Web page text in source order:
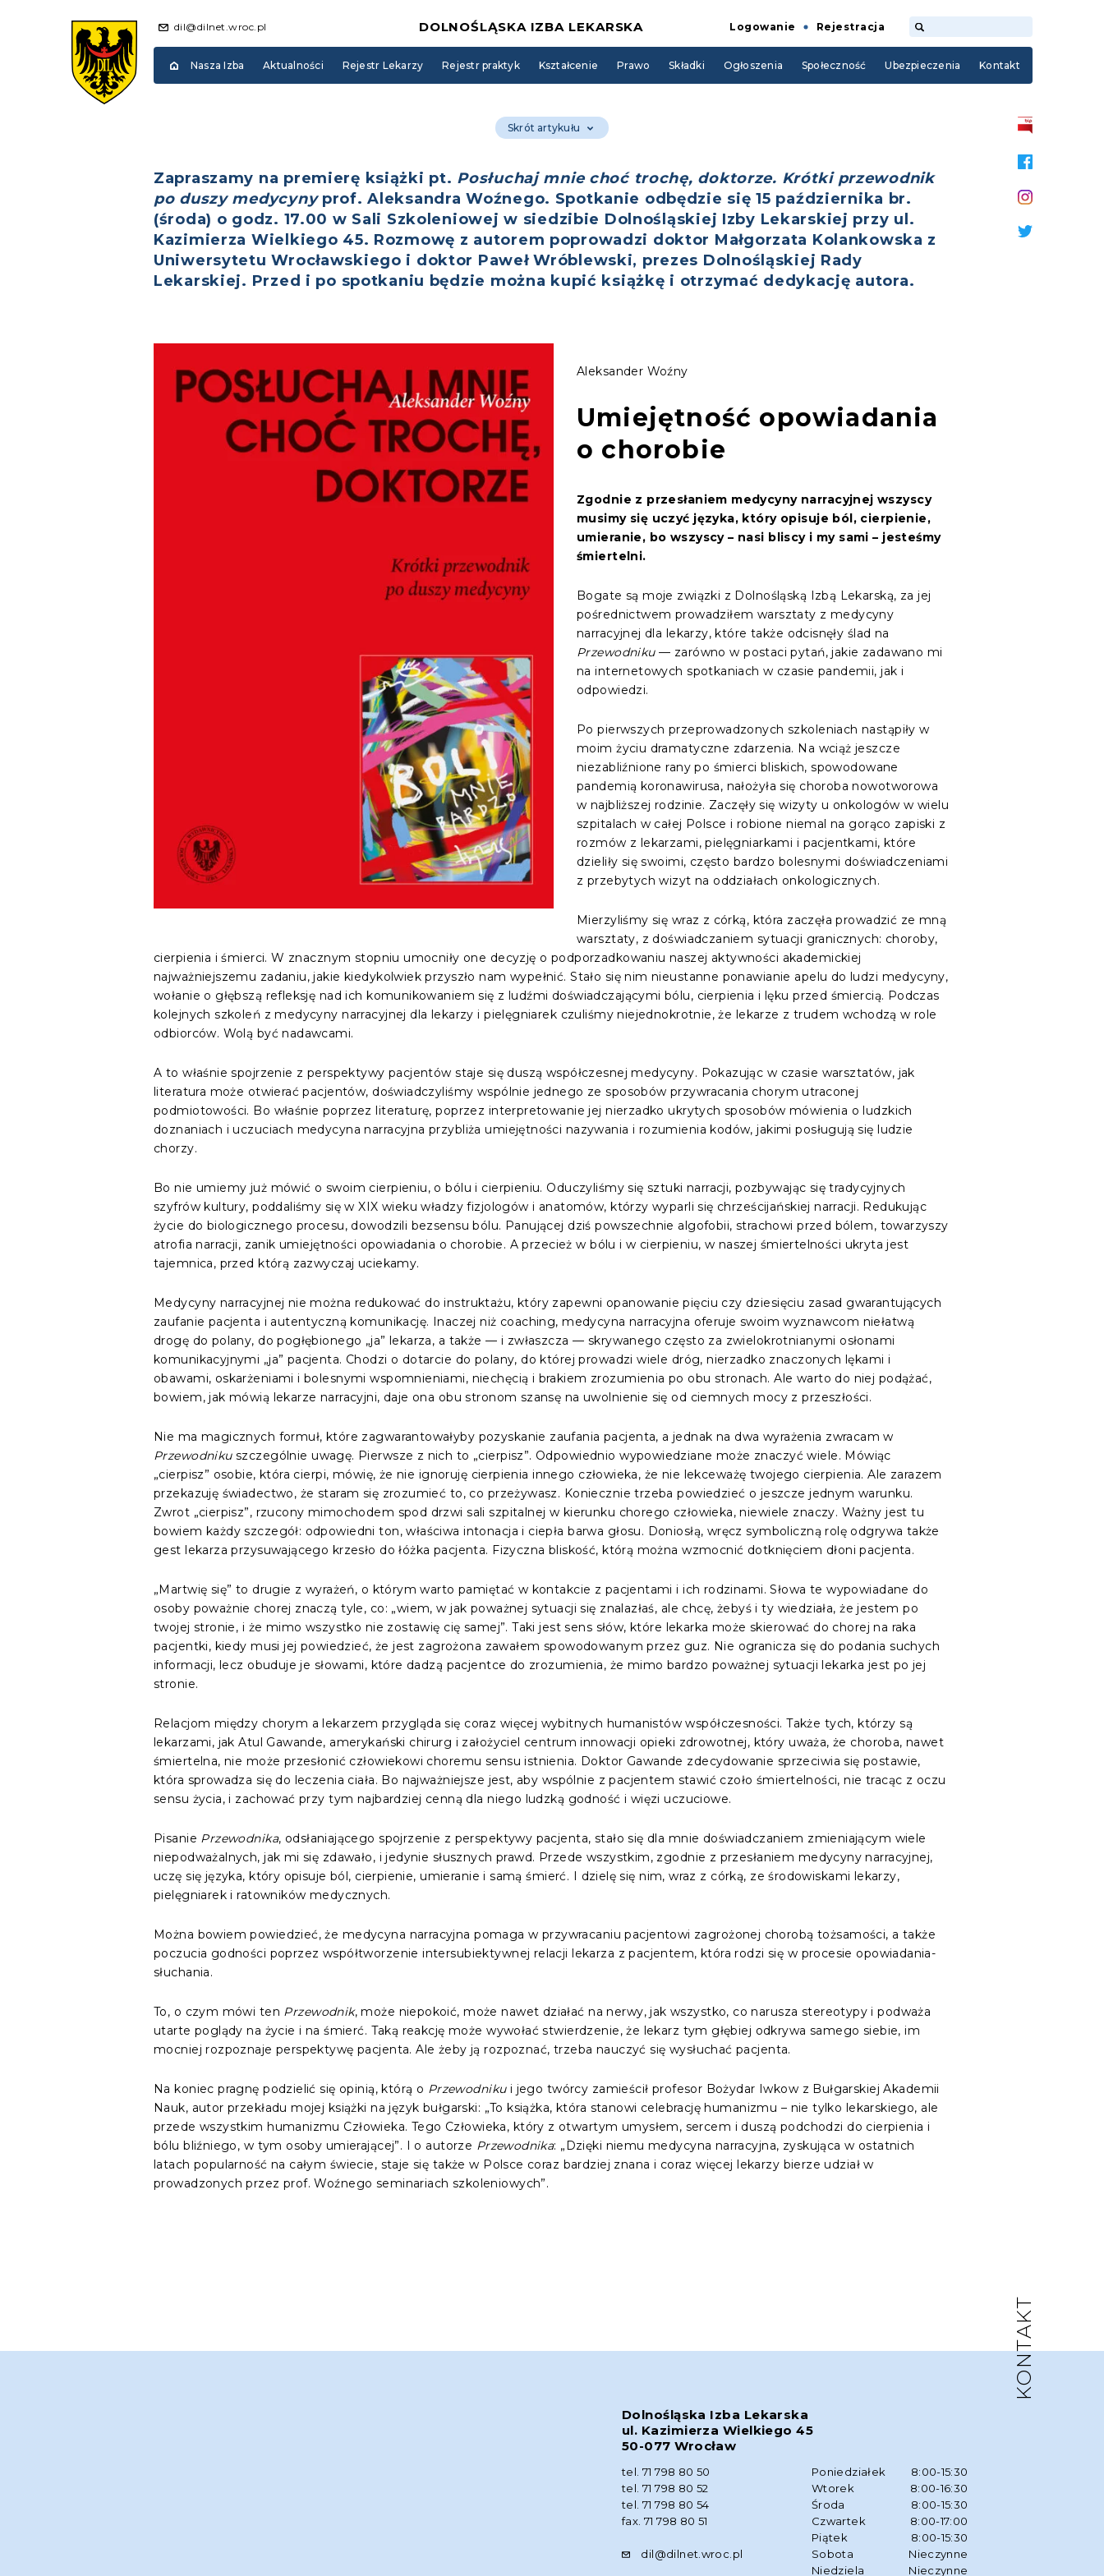
dil@dilnet.wroc.pl DOLNOŚLĄSKA IZBA LEKARSKA Logowanie Rejestracja
Nasza Izba Aktualności Rejestr Lekarzy Rejestr praktyk Kształcenie Prawo Składki Ogłoszenia Społeczność Ubezpieczenia Kontakt
Skrót artykułu
Zapraszamy na premierę książki pt. Posłuchaj mnie choć trochę, doktorze. Krótki przewodnik
po duszy medycynyprof. Aleksandra Woźnego. Spotkanie odbędzie się 15 października br.
(środa) o godz. 17.00 w Sali Szkoleniowej w siedzibie Dolnośląskiej Izby Lekarskiej przy ul.
Kazimierza Wielkiego 45. Rozmowę z autorem poprowadzi doktor Małgorzata Kolankowska z
Uniwersytetu Wrocławskiego i doktor Paweł Wróblewski, prezes Dolnośląskiej Rady
Lekarskiej. Przed i po spotkaniu będzie można kupić książkę i otrzymać dedykację autora.
Aleksander Woźny
Umiejętność opowiadania
o chorobie
Zgodnie z przesłaniem medycyny narracyjnej wszyscy
musimy się uczyć języka, który opisuje ból, cierpienie,
umieranie, bo wszyscy – nasi bliscy i my sami – jesteśmy
śmiertelni.
Bogate są moje związki z Dolnośląską Izbą Lekarską, za jej
pośrednictwem prowadziłem warsztaty z medycyny
narracyjnej dla lekarzy, które także odcisnęły ślad na
Przewodniku— zarówno w postaci pytań, jakie zadawano mi
na internetowych spotkaniach w czasie pandemii, jak i
odpowiedzi.
Po pierwszych przeprowadzonych szkoleniach nastąpiły w
moim życiu dramatyczne zdarzenia. Na wciąż jeszcze
niezabliźnione rany po śmierci bliskich, spowodowane
pandemią koronawirusa, nałożyła się choroba nowotworowa
w najbliższej rodzinie. Zaczęły się wizyty u onkologów w wielu
szpitalach w całej Polsce i robione niemal na gorąco zapiski z
rozmów z lekarzami, pielęgniarkami i pacjentkami, które
dzieliły się swoimi, często bardzo bolesnymi doświadczeniami
z przebytych wizyt na oddziałach onkologicznych.
Mierzyliśmy się wraz z córką, która zaczęła prowadzić ze mną
warsztaty, z doświadczaniem sytuacji granicznych: choroby,
cierpienia i śmierci. W znacznym stopniu umocniły one decyzję o podporzadkowaniu naszej aktywności akademickiej
najważniejszemu zadaniu, jakie kiedykolwiek przyszło nam wypełnić. Stało się nim nieustanne ponawianie apelu do ludzi medycyny,
wołanie o głębszą refleksję nad ich komunikowaniem się z ludźmi doświadczającymi bólu, cierpienia i lęku przed śmiercią. Podczas
kolejnych szkoleń z medycyny narracyjnej dla lekarzy i pielęgniarek czuliśmy niejednokrotnie, że lekarze z trudem wchodzą w role
odbiorców. Wolą być nadawcami.
A to właśnie spojrzenie z perspektywy pacjentów staje się duszą współczesnej medycyny. Pokazując w czasie warsztatów, jak
literatura może otwierać pacjentów, doświadczyliśmy wspólnie jednego ze sposobów przywracania chorym utraconej
podmiotowości. Bo właśnie poprzez literaturę, poprzez interpretowanie jej nierzadko ukrytych sposobów mówienia o ludzkich
doznaniach i uczuciach medycyna narracyjna przybliża umiejętności nazywania i rozumienia kodów, jakimi posługują się ludzie
chorzy.
Bo nie umiemy już mówić o swoim cierpieniu, o bólu i cierpieniu. Oduczyliśmy się sztuki narracji, pozbywając się tradycyjnych
szyfrów kultury, poddaliśmy się w XIX wieku władzy fizjologów i anatomów, którzy wyparli się chrześcijańskiej narracji. Redukując
życie do biologicznego procesu, dowodzili bezsensu bólu. Panującej dziś powszechnie algofobii, strachowi przed bólem, towarzyszy
atrofia narracji, zanik umiejętności opowiadania o chorobie. A przecież w bólu i w cierpieniu, w naszej śmiertelności ukryta jest
tajemnica, przed którą zazwyczaj uciekamy.
Medycyny narracyjnej nie można redukować do instruktażu, który zapewni opanowanie pięciu czy dziesięciu zasad gwarantujących
zaufanie pacjenta i autentyczną komunikację. Inaczej niż coaching, medycyna narracyjna oferuje swoim wyznawcom niełatwą
drogę do polany, do pogłębionego „ja” lekarza, a także — i zwłaszcza — skrywanego często za zwielokrotnianymi osłonami
komunikacyjnymi „ja” pacjenta. Chodzi o dotarcie do polany, do której prowadzi wiele dróg, nierzadko znaczonych lękami i
obawami, oskarżeniami i bolesnymi wspomnieniami, niechęcią i brakiem zrozumienia po obu stronach. Ale warto do niej podążać,
bowiem, jak mówią lekarze narracyjni, daje ona obu stronom szansę na uwolnienie się od ciemnych mocy z przeszłości.
Nie ma magicznych formuł, które zagwarantowałyby pozyskanie zaufania pacjenta, a jednak na dwa wyrażenia zwracam w
Przewodnikuszczególnie uwagę. Pierwsze z nich to „cierpisz”. Odpowiednio wypowiedziane może znaczyć wiele. Mówiąc
„cierpisz” osobie, która cierpi, mówię, że nie ignoruję cierpienia innego człowieka, że nie lekceważę twojego cierpienia. Ale zarazem
przekazuję świadectwo, że staram się zrozumieć to, co przeżywasz. Koniecznie trzeba powiedzieć o jeszcze jednym warunku.
Zwrot „cierpisz”, rzucony mimochodem spod drzwi sali szpitalnej w kierunku chorego człowieka, niewiele znaczy. Ważny jest tu
bowiem każdy szczegół: odpowiedni ton, właściwa intonacja i ciepła barwa głosu. Doniosłą, wręcz symboliczną rolę odgrywa także
gest lekarza przysuwającego krzesło do łóżka pacjenta. Fizyczna bliskość, którą można wzmocnić dotknięciem dłoni pacjenta.
„Martwię się” to drugie z wyrażeń, o którym warto pamiętać w kontakcie z pacjentami i ich rodzinami. Słowa te wypowiadane do
osoby poważnie chorej znaczą tyle, co: „wiem, w jak poważnej sytuacji się znalazłaś, ale chcę, żebyś i ty wiedziała, że jestem po
twojej stronie, i że mimo wszystko nie zostawię cię samej”. Taki jest sens słów, które lekarka może skierować do chorej na raka
pacjentki, kiedy musi jej powiedzieć, że jest zagrożona zawałem spowodowanym przez guz. Nie ogranicza się do podania suchych
informacji, lecz obuduje je słowami, które dadzą pacjentce do zrozumienia, że mimo bardzo poważnej sytuacji lekarka jest po jej
stronie.
Relacjom między chorym a lekarzem przygląda się coraz więcej wybitnych humanistów współczesności. Także tych, którzy są
lekarzami, jak Atul Gawande, amerykański chirurg i założyciel centrum innowacji opieki zdrowotnej, który uważa, że choroba, nawet
śmiertelna, nie może przesłonić człowiekowi choremu sensu istnienia. Doktor Gawande zdecydowanie sprzeciwia się postawie,
która sprowadza się do leczenia ciała. Bo najważniejsze jest, aby wspólnie z pacjentem stawić czoło śmiertelności, nie tracąc z oczu
sensu życia, i zachować przy tym najbardziej cenną dla niego ludzką godność i więzi uczuciowe.
Pisanie Przewodnika, odsłaniającego spojrzenie z perspektywy pacjenta, stało się dla mnie doświadczaniem zmieniającym wiele
niepodważalnych, jak mi się zdawało, i jedynie słusznych prawd. Przede wszystkim, zgodnie z przesłaniem medycyny narracyjnej,
uczę się języka, który opisuje ból, cierpienie, umieranie i samą śmierć. I dzielę się nim, wraz z córką, ze środowiskami lekarzy,
pielęgniarek i ratowników medycznych.
Można bowiem powiedzieć, że medycyna narracyjna pomaga w przywracaniu pacjentowi zagrożonej chorobą tożsamości, a także
poczucia godności poprzez współtworzenie intersubiektywnej relacji lekarza z pacjentem, która rodzi się w procesie opowiadania-
słuchania.
To, o czym mówi ten Przewodnik, może niepokoić, może nawet działać na nerwy, jak wszystko, co narusza stereotypy i podważa
utarte poglądy na życie i na śmierć. Taką reakcję może wywołać stwierdzenie, że lekarz tym głębiej odkrywa samego siebie, im
mocniej rozpoznaje perspektywę pacjenta. Ale żeby ją rozpoznać, trzeba nauczyć się wysłuchać pacjenta.
Na koniec pragnę podzielić się opinią, którą o Przewodnikui jego twórcy zamieścił profesor Bożydar Iwkow z Bułgarskiej Akademii
Nauk, autor przekładu mojej książki na język bułgarski: „To książka, która stanowi celebrację humanizmu – nie tylko lekarskiego, ale
przede wszystkim humanizmu Człowieka. Tego Człowieka, który z otwartym umysłem, sercem i duszą podchodzi do cierpienia i
bólu bliźniego, w tym osoby umierającej”. I o autorze Przewodnika: „Dzięki niemu medycyna narracyjna, zyskująca w ostatnich
latach popularność na całym świecie, staje się także w Polsce coraz bardziej znana i coraz więcej lekarzy bierze udział w
prowadzonych przez prof. Woźnego seminariach szkoleniowych”.
KONTAKT
Dolnośląska Izba Lekarska
ul. Kazimierza Wielkiego 45
50-077 Wrocław
tel. 71 798 80 50
tel. 71 798 80 52
tel. 71 798 80 54
fax. 71 798 80 51
dil@dilnet.wroc.pl
Poniedziałek
8:00-15:30
Wtorek
8:00-16:30
Środa
8:00-15:30
Czwartek
8:00-17:00
Piątek
8:00-15:30
Sobota
Nieczynne
Niedziela
Nieczynne